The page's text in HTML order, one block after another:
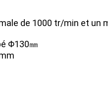
de 1000 tr/min et un
Φ130㎜